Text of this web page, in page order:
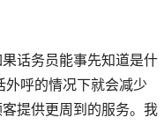
话务员能事先知道是什
外呼的情况下就会减少
提供更周到的服务。我